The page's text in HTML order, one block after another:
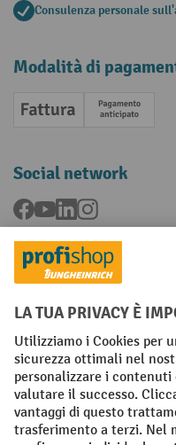
Consulenza personale
Modalità di
Fattura
Social network
Facebook
YouTubeLinkedInInstagram
Condizioni Generali di
Dichiarazione di
Impostazioni sulla privacy
All prices excl. VAT plus
if not stated otherwise.